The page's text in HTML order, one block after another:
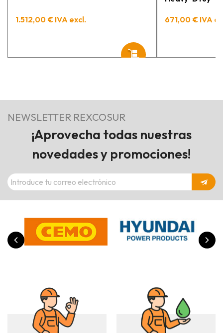
1.512,00 € IVA excl. 671,00 € IVA
NEWSLETTER REXCOSUR
¡Aprovecha todas nuestras
novedades y promociones!